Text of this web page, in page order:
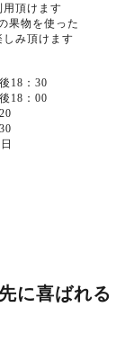
頂けます
果物を使った
み頂けます
：30
18：00
に喜ばれる